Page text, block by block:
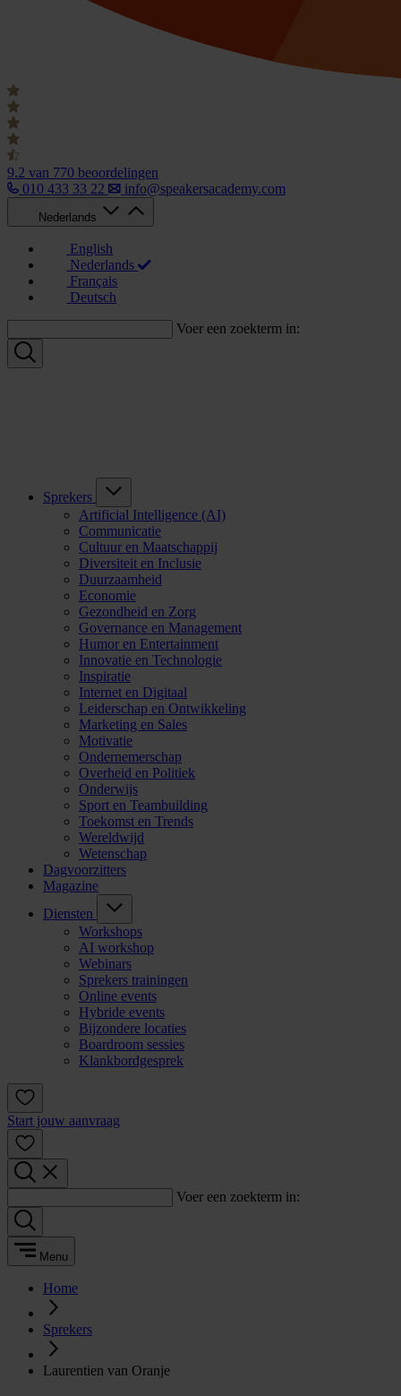
9.2 van 770 beoordelingen
010 433 33 22
info@speakersacademy.com
Nederlands
English
Nederlands
Français
Deutsch
Voer een zoekterm in:
Sprekers
Artificial Intelligence (AI)
Communicatie
Cultuur en Maatschappij
Diversiteit en Inclusie
Duurzaamheid
Economie
Gezondheid en Zorg
Governance en Management
Humor en Entertainment
Innovatie en Technologie
Inspiratie
Internet en Digitaal
Leiderschap en Ontwikkeling
Marketing en Sales
Motivatie
Ondernemerschap
Overheid en Politiek
Onderwijs
Sport en Teambuilding
Toekomst en Trends
Wereldwijd
Wetenschap
Dagvoorzitters
Magazine
Diensten
Workshops
AI workshop
Webinars
Sprekers trainingen
Online events
Hybride events
Bijzondere locaties
Boardroom sessies
Klankbordgesprek
Start jouw aanvraag
Voer een zoekterm in:
Menu
Home
Sprekers
Laurentien van Oranje